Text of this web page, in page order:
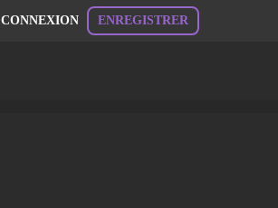
CONNEXION ENREGISTRER